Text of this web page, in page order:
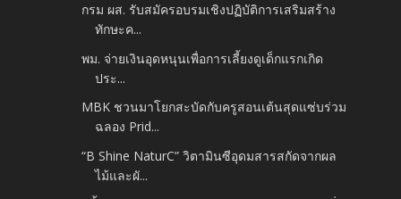
กรม ผส. รับสมัครอบรมเชิงปฏิบัติการเสริมสร้าง
ทักษะค...
พม. จ่ายเงินอุดหนุนเพื่อการเลี้ยงดูเด็กแรกเกิด
ประ...
MBK ชวนมาโยกสะบัดกับครูสอนเต้นสุดแซ่บร่วม
ฉลอง Prid...
“B Shine NaturC” วิตามินซีอุดมสารสกัดจากผล
ไม้และผั...